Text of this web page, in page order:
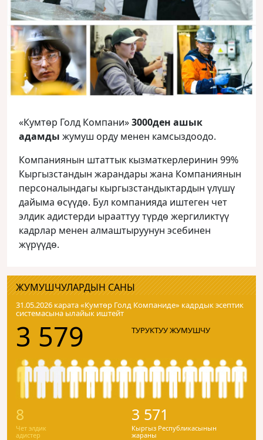
«Кумтөр Голд Компани»3000ден ашык
адамды жумуш орду менен камсыздоодо.
Компаниянын штаттык кызматкерлеринин 99%
Кыргызстандын жарандары жана Компаниянын
персоналындагы кыргызстандыктардын үлүшү
дайыма өсүүдө. Бул компанияда иштеген чет
элдик адистерди ырааттуу түрдө жергиликтүү
кадрлар менен алмаштыруунун эсебинен
жүрүүдө.
ЖУМУШЧУЛАРДЫН САНЫ
31.05.2026 карата «Кумтɵр Голд Компаниде» кадрдык эсептик
системасына ылайык иштейт
3 579 ТУРУКТУУ ЖУМУШЧУ
8
Чет элдик
адистер
3 571
Кыргыз Республикасынын
жараны